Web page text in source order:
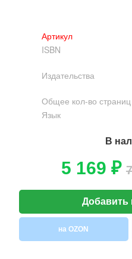
Артикул
ISBN
Издательства
Общее кол-во страниц
Язык
В
5 169 ₽
Добавить
на OZON